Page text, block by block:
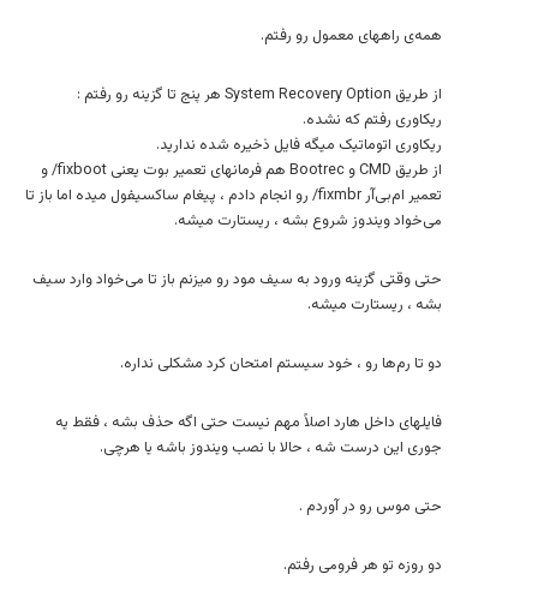
همه‌ی راههای معمول رو رفتم.
از طریق System Recovery Option هر پنج تا گزینه رو رفتم :
ریکاوری رفتم که نشده.
ریکاوری اتوماتیک میگه فایل ذخیره شده ندارید.
از طریق CMD و Bootrec هم فرمانهای تعمیر بوت یعنی fixboot/ و
تعمیر ام‌بی‌آر fixmbr/ رو انجام دادم ، پیغام ساکسیفول میده اما باز تا
می‌خواد ویندوز شروع بشه ، ریستارت میشه.
حتی وقتی گزینه ورود به سیف مود رو میزنم باز تا می‌خواد وارد سیف
بشه ، ریستارت میشه.
دو تا رم‌ها رو ، خود سیستم امتحان کرد مشکلی نداره.
فایلهای داخل هارد اصلاً مهم نیست حتی اگه حذف بشه ، فقط یه
جوری این درست شه ، حالا با نصب ویندوز باشه یا هرچی.
حتی موس رو در آوردم .
دو روزه تو هر فرومی رفتم.